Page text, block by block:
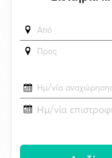
Η Σύρος τιμά την εορτή
"Το βλέπει ο Τσίλλερ και
Γουλανδρής" το 2026 με